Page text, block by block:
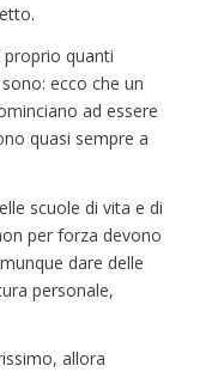
proprio quanti
ecco che un
ad essere
quasi sempre a
scuole di vita e di
per forza devono
dare delle
personale,
allora